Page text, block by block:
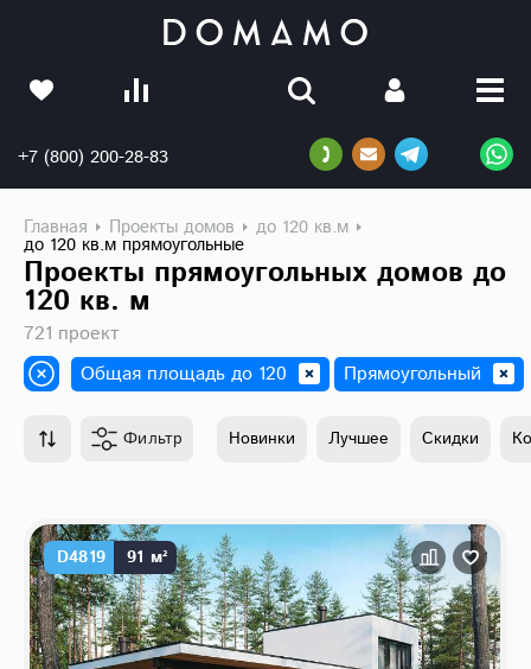
+7 (800) 200-28-83
Главная Проекты домов до 120 кв.м
до 120 кв.м прямоугольные
Проекты прямоугольных домов до
120 кв. м
721 проект
Общая площадь до 120
Прямоугольный
Фильтр Новинки Лучшее Скидки
D4819 91 м²